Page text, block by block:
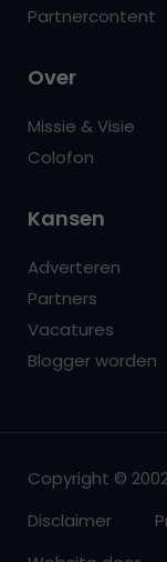
Partnercontent
Over
Missie & Visie
Colofon
Kansen
Adverteren
Partners
Vacatures
Blogger worden
Copyright ©
Disclaimer